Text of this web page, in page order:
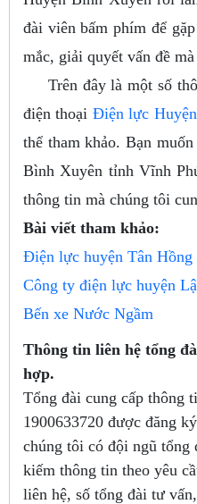
đài viên bấm phím để
mắc, giải quyết vấn đề
Trên đây là một số
điện thoại Điện lực
thể tham khảo. Bạn
Bình Xuyên tỉnh Vĩnh
thông tin mà chúng tôi
Bài viết tham khảo:
Điện lực huyện Tân Hồng
Công ty điện lực huyện
Bến xe Nước Ngầm
Thông tin liên hệ tổng
hợp.
Tổng đài cung cấp thông
1900633720 được đăng
chúng tôi có đội ngũ
kiếm thông tin theo yêu
liên hệ, số tổng đài tư